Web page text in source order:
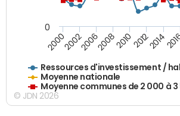
Ressources d'investissement /
Moyenne nationale
Moyenne communes de 2 000 à
2000200220062008201020122014
0
© JDN 2026